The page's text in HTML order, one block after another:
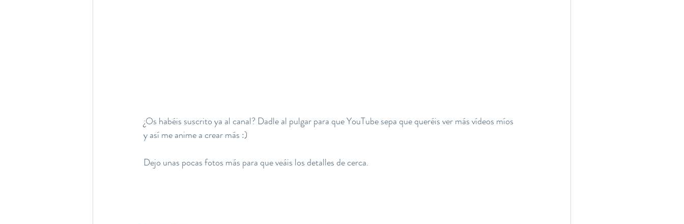
¿Os habéis suscrito ya al canal? Dadle al pulgar para que YouTube sepa que queréis ver más vídeos míos
y así me anime a crear más :)
Dejo unas pocas fotos más para que veáis los detalles de cerca.